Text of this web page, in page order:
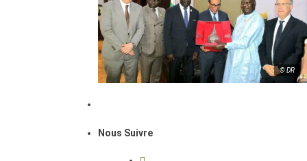
© DR
Nous Suivre